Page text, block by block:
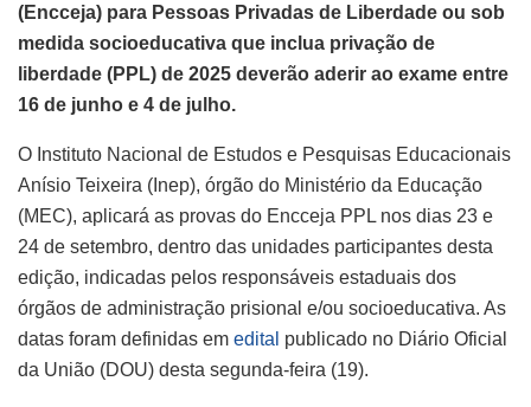
(Encceja) para Pessoas Privadas de Liberdade ou sob
medida socioeducativa que inclua privação de
liberdade (PPL) de 2025 deverão aderir ao exame entre
16 de junho e 4 de julho.
O Instituto Nacional de Estudos e Pesquisas Educacionais
Anísio Teixeira (Inep), órgão do Ministério da Educação
(MEC), aplicará as provas do Encceja PPL nos dias 23 e
24 de setembro, dentro das unidades participantes desta
edição, indicadas pelos responsáveis estaduais dos
órgãos de administração prisional e/ou socioeducativa. As
datas foram definidas em edital publicado no Diário Oficial
da União (DOU) desta segunda-feira (19).